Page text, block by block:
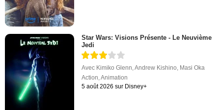
Star Wars: Visions Présente - Le Neuvième
Jedi
Avec Kimiko Glenn ,Andrew Kishino Masi Oka
Action ,Animation
5 août 2026 sur Disney+